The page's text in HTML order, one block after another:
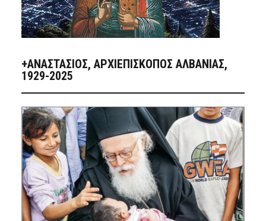
+ΑΝΑΣΤΆΣΙΟΣ, ΑΡΧΙΕΠΊΣΚΟΠΟΣ ΑΛΒΑΝΊΑΣ,
1929-2025